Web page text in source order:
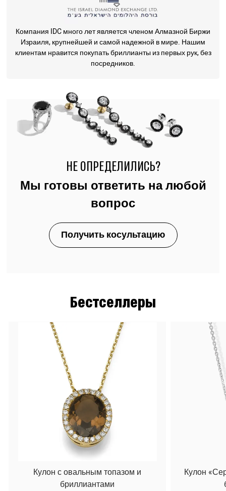
Компания IDC много лет является членом Алмазной Биржи
Израиля, крупнейшей и самой надежной в мире. Нашим
клиентам нравится покупать бриллианты из первых рук, без
посредников.
Бестселлеры
Кулон
Кулон с овальным топазом и
бриллиантами
НЕ ОПРЕДЕЛИЛИСЬ?
Мы готовы ответить на любой
вопрос
Получить косультацию